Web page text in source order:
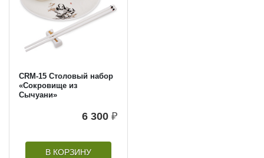
CRM-15 Столовый набор
«Сокровище из
Сычуани»
6 300 ₽
В КОРЗИНУ